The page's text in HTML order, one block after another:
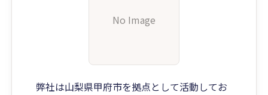
No Image
弊社は山梨県甲府市を拠点として活動してお